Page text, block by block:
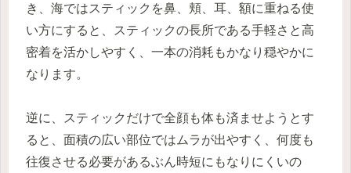
き、海ではスティックを鼻、頬、耳、額に重ねる使
い方にすると、スティックの長所である手軽さと高
密着を活かしやすく、一本の消耗もかなり穏やかに
なります。
逆に、スティックだけで全顔も体も済ませようとす
ると、面積の広い部位ではムラが出やすく、何度も
往復させる必要があるぶん時短にもなりにくいの